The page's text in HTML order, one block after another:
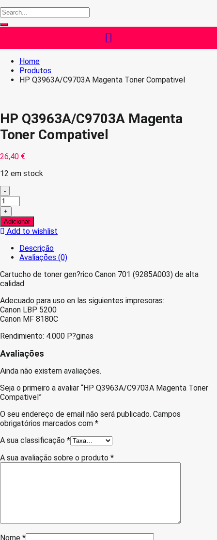
Home
Produtos
HP Q3963A/C9703A Magenta Toner Compativel
HP Q3963A/C9703A Magenta
Toner Compativel
26,40 €
12 em stock
-
Quantidade
de
HP
Q3963A/C9703A
Magenta
Toner
Compativel
+
Adicionar
Add to wishlist
Descrição
Avaliações (0)
Cartucho de toner gen?rico Canon 701 (9285A003) de alta
calidad.
Adecuado para uso en las siguientes impresoras:
Canon LBP 5200
Canon MF 8180C
Rendimiento: 4.000 P?ginas
Avaliações
Ainda não existem avaliações.
Seja o primeiro a avaliar “HP Q3963A/C9703A Magenta Toner
Compativel”
O seu endereço de email não será publicado. Campos
obrigatórios marcados com *
A sua classificação *
A sua avaliação sobre o produto *
Nome *